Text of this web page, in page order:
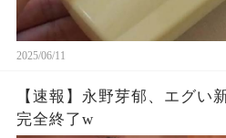
2025/06/11
【速報】永野芽郁、エグい
完全終了w